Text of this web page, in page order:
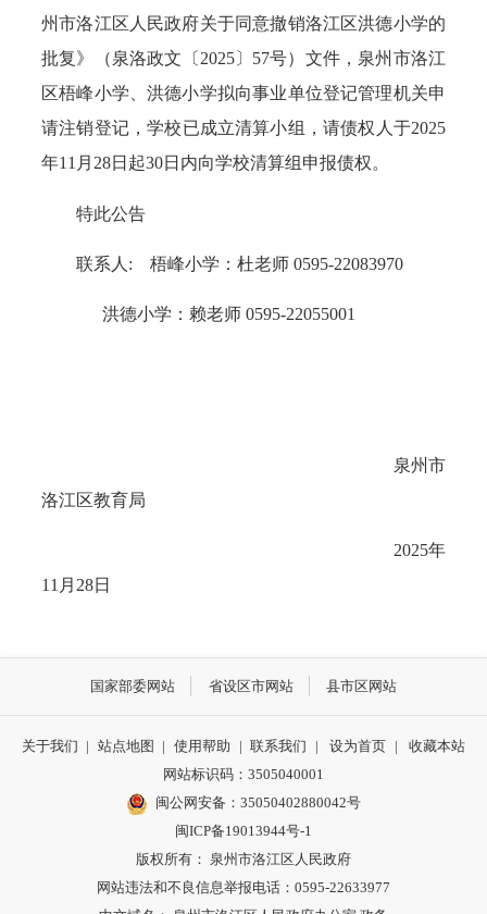
州市洛江区人民政府关于同意撤销洛江区洪德小学的
批复》（泉洛政文〔2025〕57号）文件，泉州市洛江
区梧峰小学、洪德小学拟向事业单位登记管理机关申
请注销登记，学校已成立清算小组，请债权人于2025
年11月28日起30日内向学校清算组申报债权。
特此公告
联系人: 梧峰小学：杜老师 0595-22083970
洪德小学：赖老师 0595-22055001
泉州市
洛江区教育局
2025年
11月28日
国家部委网站 省设区市网站 县市区网站
关于我们 | 站点地图 | 使用帮助 | 联系我们 | 设为首页 |
收藏本站
网站标识码：3505040001
闽公网安备：35050402880042号
闽ICP备19013944号-1
版权所有： 泉州市洛江区人民政府
网站违法和不良信息举报电话：0595-22633977